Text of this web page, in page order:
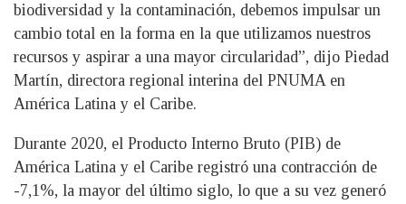
biodiversidad y la contaminación, debemos impulsar un
cambio total en la forma en la que utilizamos nuestros
recursos y aspirar a una mayor circularidad”, dijo Piedad
Martín, directora regional interina del PNUMA en
América Latina y el Caribe.
Durante 2020, el Producto Interno Bruto (PIB) de
América Latina y el Caribe registró una contracción de
-7,1%, la mayor del último siglo, lo que a su vez generó